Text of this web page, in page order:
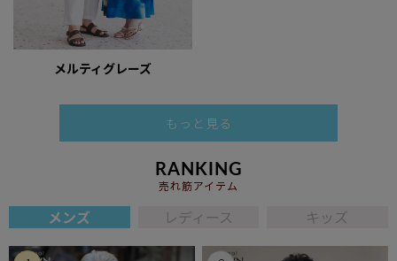
メルティグレーズ
もっと見る
RANKING
売れ筋アイテム
メンズ レディース キッズ